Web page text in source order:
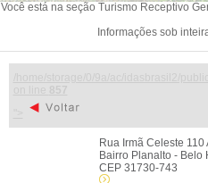
Você está na seção Turismo Receptivo
Informações sob
Rua Irmã Celeste 110
Bairro Planalto - Belo
CEP 31730-743